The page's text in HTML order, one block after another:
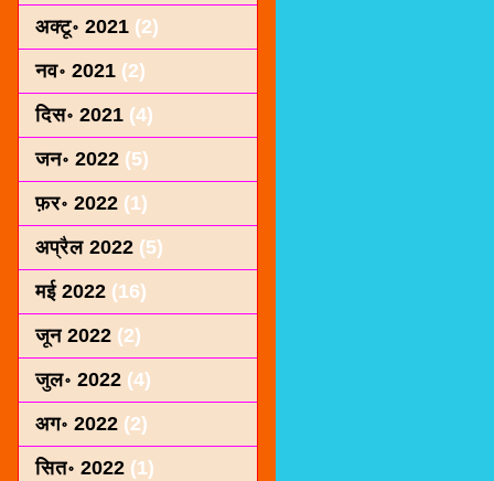
अक्टू॰ 2021 (2)
नव॰ 2021 (2)
दिस॰ 2021 (4)
जन॰ 2022 (5)
फ़र॰ 2022 (1)
अप्रैल 2022 (5)
मई 2022 (16)
जून 2022 (2)
जुल॰ 2022 (4)
अग॰ 2022 (2)
सित॰ 2022 (1)